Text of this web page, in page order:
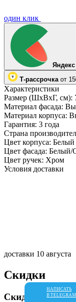
один клик
Т-рассрочка от
Характеристики
Размер (ШхВхГ, см):
Материал фасада:
Материал корпуса:
Гарантия: 3 года
Страна
Цвет корпуса: Белый
Цвет фасада: Белый/
Цвет ручек: Хром
Условия доставки
доставки 10 августа
Скидки
Скидки на
НАПИСАТЬ
В TELEGRAM